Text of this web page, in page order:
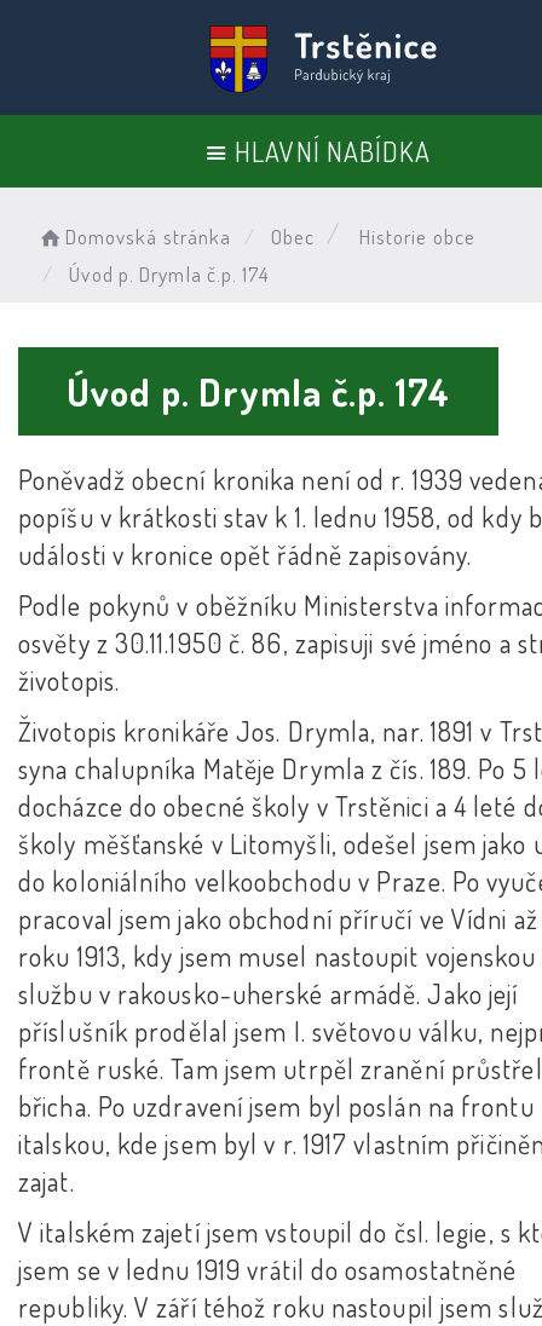
HLAVNÍ NABÍDKA
Domovská stránka Obec
Historie obce
Úvod p. Drymla č.p. 174
Úvod p. Drymla č.p. 174
Poněvadž obecní kronika není od r. 1939
popíšu v krátkosti stav k 1. lednu 1958, od kdy
události v kronice opět řádně zapisovány.
Podle pokynů v oběžníku Ministerstva
osvěty z 30.11.1950 č. 86, zapisuji své jméno a
životopis.
Životopis kronikáře Jos. Drymla, nar. 1891 v
syna chalupníka Matěje Drymla z čís. 189. Po 5
docházce do obecné školy v Trstěnici a 4 leté
školy měšťanské v Litomyšli, odešel jsem jako
do koloniálního velkoobchodu v Praze. Po
pracoval jsem jako obchodní příručí ve Vídni
roku 1913, kdy jsem musel nastoupit vojenskou
službu v rakousko-uherské armádě. Jako její
příslušník prodělal jsem I. světovou válku,
frontě ruské. Tam jsem utrpěl zranění
břicha. Po uzdravení jsem byl poslán na frontu
italskou, kde jsem byl v r. 1917 vlastním
zajat.
V italském zajetí jsem vstoupil do čsl. legie, s
jsem se v lednu 1919 vrátil do osamostatněné
republiky. V září téhož roku nastoupil jsem